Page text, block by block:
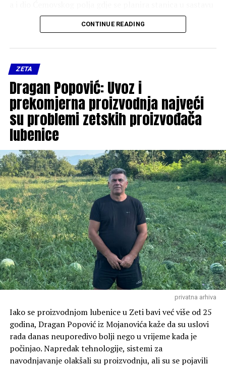
Podgorice. Ovo je sadržano u karti o administartivnoj
podjeli i označeno kao opštinska granica između
“Lokacija nije odabrana slučajno. Ona je već bila
predviđena važećom planskom dokumentacijom,
odnosno Prostorno-urbanističkim planom, što nam je
omogućilo da bez odlaganja pristupimo realizaciji ovog
značajnog projekta. Smatrali smo da nije bilo razloga da
čekamo završetak procesa razgraničenja kada su planski
i zakonski uslovi za izgradnju već bili obezbijeđeni”, rekao
je Asanović.
Asanović je kazao da su u fazi planiranja analizirane
različite mogućnosti.
“U fazi planiranja analizirane su različite mogućnosti,
međutim upravo je ova lokacija bila definisana planskom
dokumentacijom kao odgovarajuća za ovu namjenu”,
kaže Asanović.
Lokacija na kojoj se gradi Vatrogasni dom je početna
tačka teritorije opštine, te recimo u slučaju intervencija
u priobalju jezera mora se proći čitava Zeta.
Vatrogascima će recimo, biti bliže Zelenika nego
Golubovci. Asanović ne smatra da će to predstavljati
problem u radu vatrogasaca.
“Ne smatramo da će lokacija predstavljati prepreku za
efikasno djelovanje Službe zaštite i spašavanja. Prilikom
CONTINUE READING
ZETA
Dragan Popović: Uvoz i
prekomjerna proizvodnja najveći
su problemi zetskih proizvođača
lubenice
privatna arhiva
Iako se proizvodnjom lubenice u Zeti bavi već više od 25
godina, Dragan Popović iz Mojanovića kaže da su uslovi
rada danas neuporedivo bolji nego u vrijeme kada je
počinjao. Napredak tehnologije, sistemi za
navodnjavanje olakšali su proizvodnju, ali su se pojavili